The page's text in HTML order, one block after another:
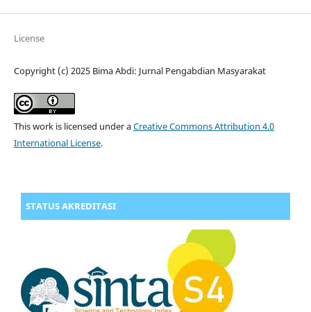
License
Copyright (c) 2025 Bima Abdi: Jurnal Pengabdian Masyarakat
This work is licensed under aCreative Commons Attribution 4.0
International License.
STATUS AKREDITASI